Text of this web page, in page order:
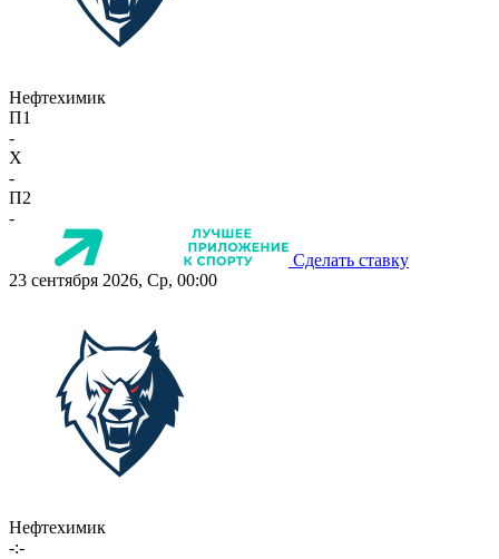
Нефтехимик
П1
-
X
-
П2
-
Сделать ставку
23 сентября 2026, Ср, 00:00
Нефтехимик
-:-